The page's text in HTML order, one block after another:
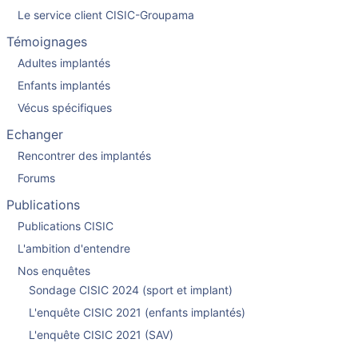
Le service client CISIC-Groupama
Témoignages
Adultes implantés
Enfants implantés
Vécus spécifiques
Echanger
Rencontrer des implantés
Forums
Publications
Publications CISIC
L'ambition d'entendre
Nos enquêtes
Sondage CISIC 2024 (sport et implant)
L'enquête CISIC 2021 (enfants implantés)
L'enquête CISIC 2021 (SAV)